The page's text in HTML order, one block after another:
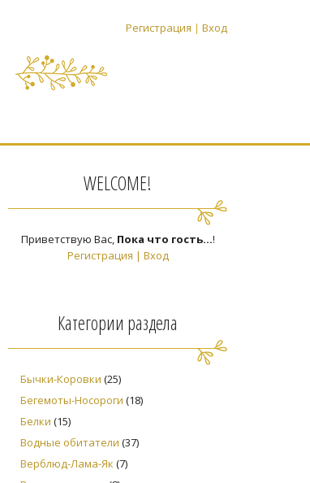
Регистрация | Вход
WELCOME!
Приветствую Вас, Пока что гость...!
Регистрация | Вход
Категории раздела
Бычки-Коровки (25)
Бегемоты-Носороги (18)
Белки (15)
Водные обитатели (37)
Верблюд-Лама-Як (7)